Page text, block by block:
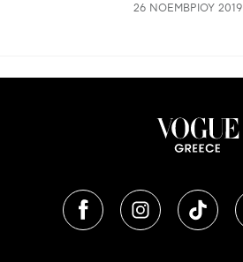
26 ΝΟΕΜΒΡΊΟΥ 2019